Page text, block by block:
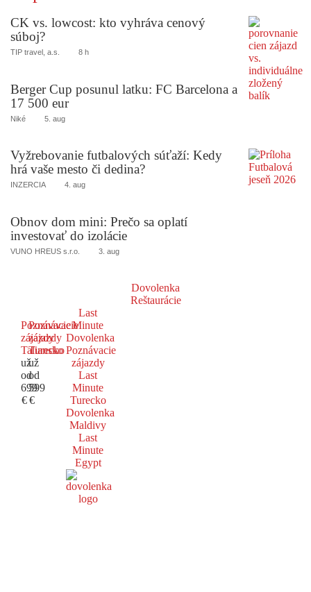
CK vs. lowcost: kto vyhráva cenový
súboj?
TIP travel, a.s. 8 h
Berger Cup posunul latku: FC Barcelona a
17 500 eur
Niké 5. aug
Vyžrebovanie futbalových súťaží: Kedy
hrá vaše mesto či dedina?
INZERCIA 4. aug
Obnov dom mini: Prečo sa oplatí
investovať do izolácie
VUNO HREUS s.r.o. 3. aug
Dovolenka
Reštaurácie
Poznávacie
zájazdy
Taliansko
už
od
699
€
Poznávacie
zájazdy
Turecko
už
od
599
€
Last
Minute
Dovolenka
Poznávacie
zájazdy
Last
Minute
Turecko
Dovolenka
Maldivy
Last
Minute
Egypt